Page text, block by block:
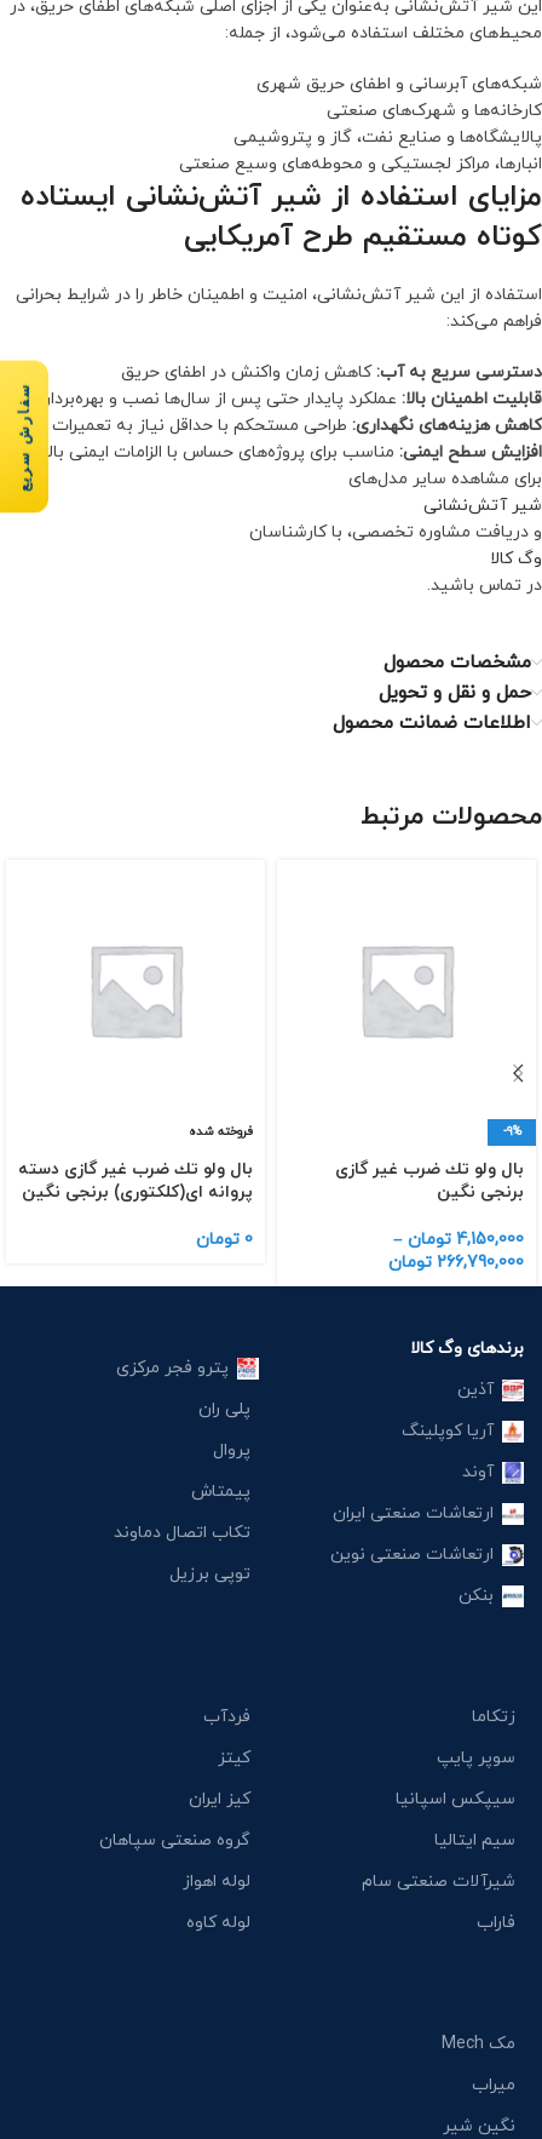
این شیر آتش‌نشانی به‌عنوان یکی از اجزای اصلی شبکه‌های اطفای حریق، در
محیط‌های مختلف استفاده می‌شود، از جمله:
شبکه‌های آبرسانی و اطفای حریق شهری
کارخانه‌ها و شهرک‌های صنعتی
پالایشگاه‌ها و صنایع نفت، گاز و پتروشیمی
انبارها، مراکز لجستیکی و محوطه‌های وسیع صنعتی
مزایای استفاده از شیر آتش‌نشانی ایستاده
کوتاه مستقیم طرح آمریکایی
استفاده از این شیر آتش‌نشانی، امنیت و اطمینان خاطر را در شرایط بحرانی
فراهم می‌کند:
دسترسی سریع به آب: کاهش زمان واکنش در اطفای حریق
قابلیت اطمینان بالا: عملکرد پایدار حتی پس از سال‌ها نصب و بهره‌برداری
کاهش هزینه‌های نگهداری: طراحی مستحکم با حداقل نیاز به تعمیرات
افزایش سطح ایمنی: مناسب برای پروژه‌های حساس با الزامات ایمنی بالا
برای مشاهده سایر مدل‌های
شیر آتش‌نشانی
و دریافت مشاوره تخصصی، با کارشناسان
وگ کالا
در تماس باشید.
مشخصات محصول
حمل و نقل و تحویل
اطلاعات ضمانت محصول
محصولات مرتبط
-9%
بال ولو تك ضرب غیر گازی
برنجی نگین
4,150,000 تومان –
266,790,000 تومان
فروخته شده
بال ولو تك ضرب غیر گازی دسته
پروانه ای(كلكتوری) برنجی نگین
0 تومان
برندهای وگ کالا
آذین
آریا کوپلینگ
آوند
ارتعاشات صنعتی ایران
ارتعاشات صنعتی نوین
بنکن
پترو فجر مرکزی
پلی ران
پروال
پیمتاش
تکاب اتصال دماوند
توپی برزیل
زتکاما
سوپر پایپ
سیپکس اسپانیا
سیم ایتالیا
شیرآلات صنعتی سام
فاراب
فردآب
کیتز
کیز ایران
گروه صنعتی سپاهان
لوله اهواز
لوله کاوه
مک Mech
میراب
نگین شیر
سفارش سریع